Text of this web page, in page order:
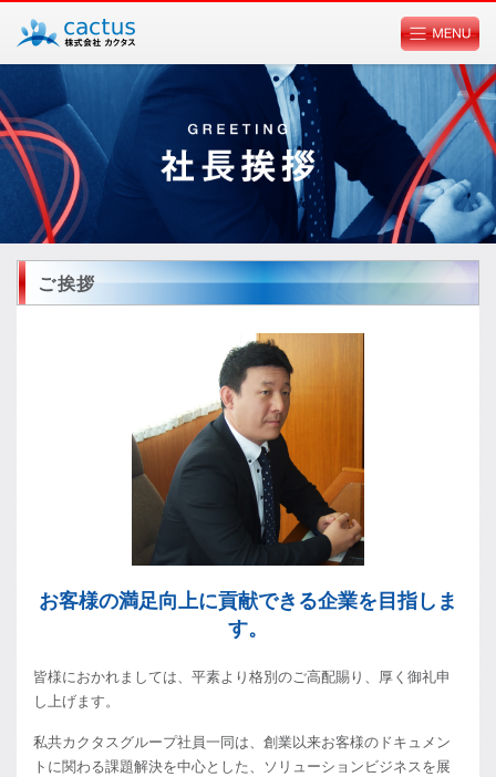
個人情報ポリシーに関して
ご挨拶
お客様の満足向上に貢献できる企業を目指しま
す。
皆様におかれましては、平素より格別のご高配賜り、厚く御礼申
し上げます。
私共カクタスグループ社員一同は、創業以来お客様のドキュメン
トに関わる課題解決を中心とした、ソリューションビジネスを展